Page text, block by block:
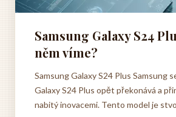
Samsung Galaxy S24
něm víme?
Samsung Galaxy S24 Plus Samsung
Galaxy S24 Plus opět překonává a
nabitý inovacemi. Tento model je